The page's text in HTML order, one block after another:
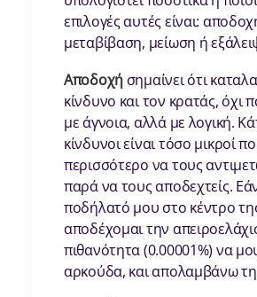
επιλογές αυτές είναι:
μεταβίβαση, μείωση ή
Αποδοχή σημαίνει ότι
κίνδυνο και τον κρατάς, όχι
με άγνοια, αλλά με λογική.
κίνδυνοι είναι τόσο μικροί
περισσότερο να τους
παρά να τους αποδεχτείς.
ποδήλατό μου στο κέντρο
αποδέχομαι την
πιθανότητα (0.00001%) να
αρκούδα, και απολαμβάνω